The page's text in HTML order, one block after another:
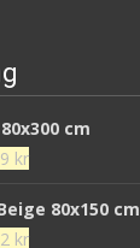
cm
krDet
priset80x150 cm
krDet